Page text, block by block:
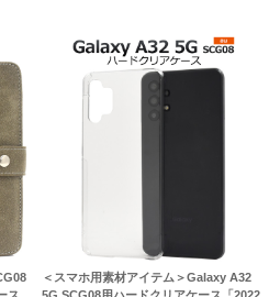
＜スマホ用素材アイテム＞Galaxy A32